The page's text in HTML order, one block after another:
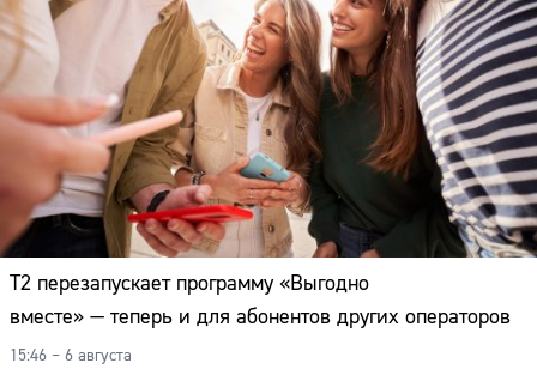
Т2 перезапускает программу «Выгодно
вместе» — теперь и для абонентов других операторов
15:46 – 6 августа